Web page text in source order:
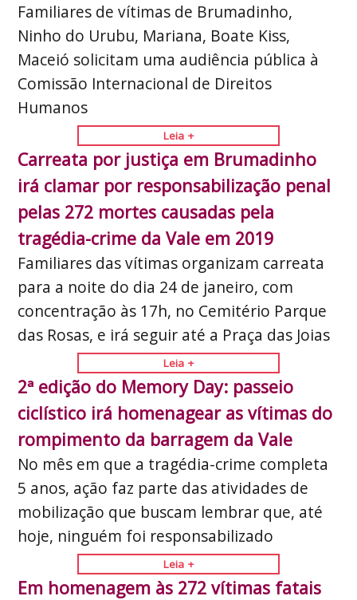
Familiares de vítimas de Brumadinho,
Ninho do Urubu, Mariana, Boate Kiss,
Maceió solicitam uma audiência pública à
Comissão Internacional de Direitos
Humanos
Leia +
Carreata por justiça em Brumadinho
irá clamar por responsabilização penal
pelas 272 mortes causadas pela
tragédia-crime da Vale em 2019
Familiares das vítimas organizam carreata
para a noite do dia 24 de janeiro, com
concentração às 17h, no Cemitério Parque
das Rosas, e irá seguir até a Praça das Joias
Leia +
2ª edição do Memory Day: passeio
ciclístico irá homenagear as vítimas do
rompimento da barragem da Vale
No mês em que a tragédia-crime completa
5 anos, ação faz parte das atividades de
mobilização que buscam lembrar que, até
hoje, ninguém foi responsabilizado
Leia +
Em homenagem às 272 vítimas fatais